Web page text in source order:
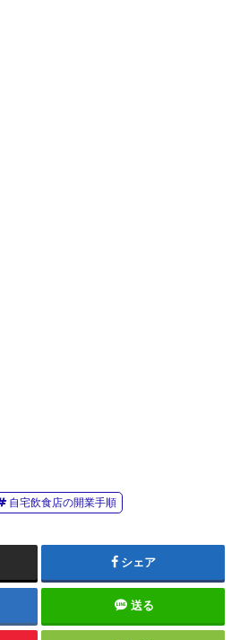
自宅飲食店の開業手順
シェア
送る